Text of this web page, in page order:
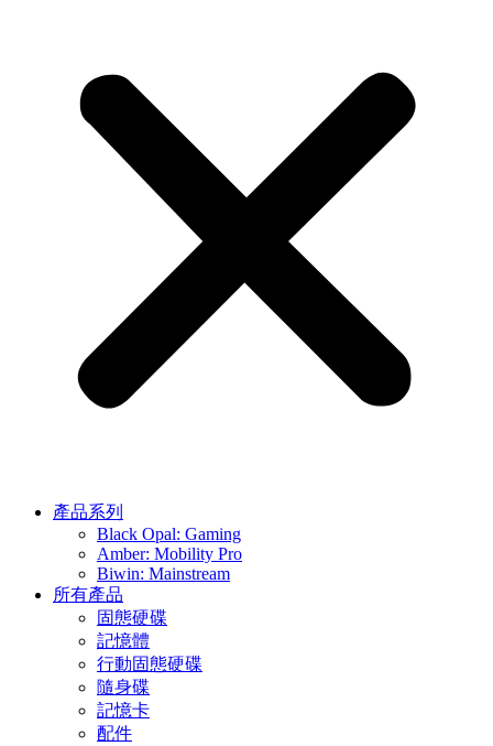
產品系列
Black Opal: Gaming
Amber: Mobility Pro
Biwin: Mainstream
所有產品
固態硬碟
記憶體
行動固態硬碟
隨身碟
記憶卡
配件